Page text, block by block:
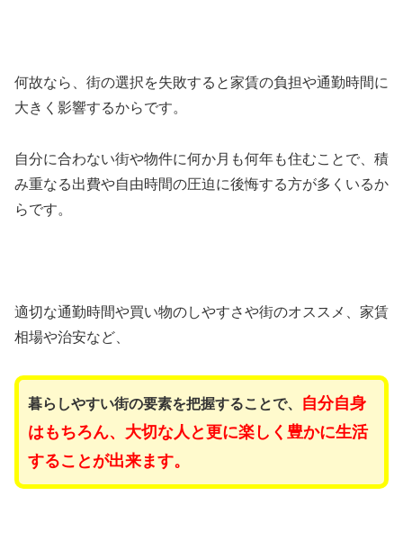
何故なら、街の選択を失敗すると家賃の負担や通勤時間に
大きく影響するからです。
自分に合わない街や物件に何か月も何年も住むことで、積
み重なる出費や自由時間の圧迫に後悔する方が多くいるか
らです。
適切な通勤時間や買い物のしやすさや街のオススメ、家賃
相場や治安など、
暮らしやすい街の要素を把握することで、
自分自身
はもちろん、大切な人と更に楽しく豊かに生活
することが出来ます。